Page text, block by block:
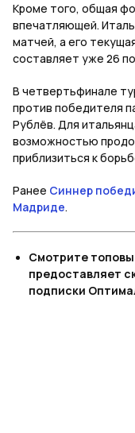
Кроме того, общая
впечатляющей.
матчей, а его
составляет уже 26
В четвертьфинале
против победителя
Рублёв. Для
возможностью
приблизиться к
Ранее Синнер
Мадриде.
Смотрите
предоставляет
подписки